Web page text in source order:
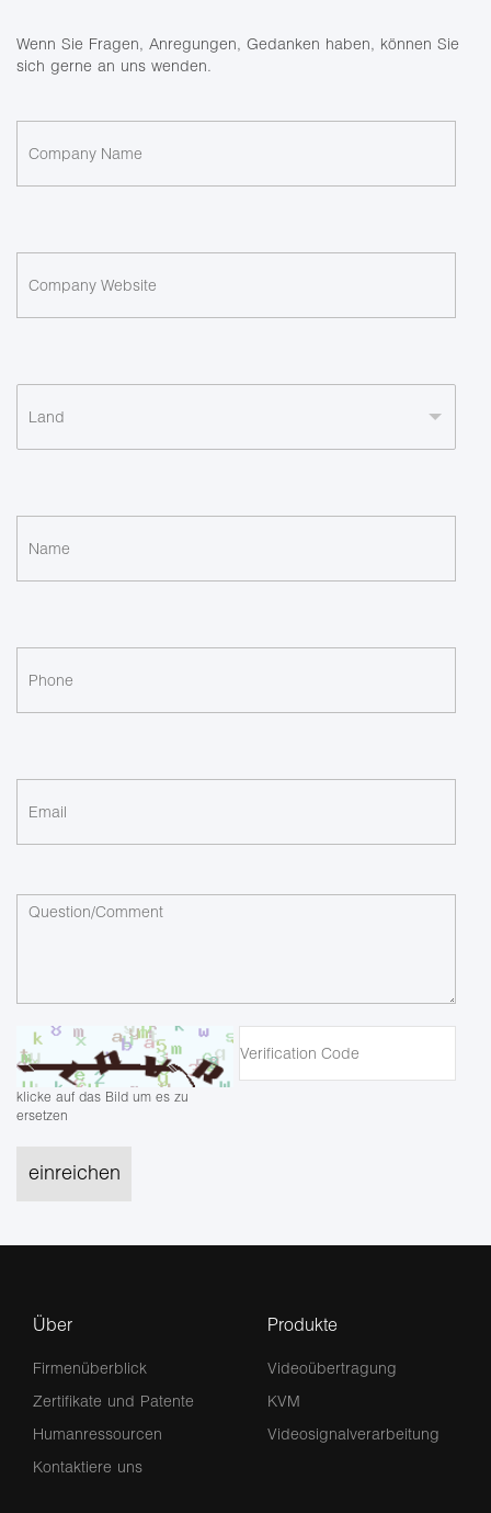
Wenn Sie Fragen, Anregungen, Gedanken haben, können Sie
sich gerne an uns wenden.
klicke auf das Bild um es zu
ersetzen
einreichen
Über
Firmenüberblick
Zertifikate und Patente
Humanressourcen
Kontaktiere uns
Produkte
Videoübertragung
KVM
Videosignalverarbeitung